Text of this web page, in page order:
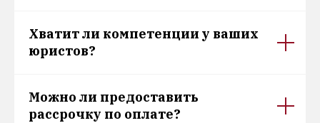
Хватит ли компетенции у ваших
юристов?
Можно ли предоставить
рассрочку по оплате?